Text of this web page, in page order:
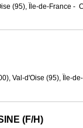
(95), Île-de-France -
Val-d'Oise (95), Île-
(F/H)